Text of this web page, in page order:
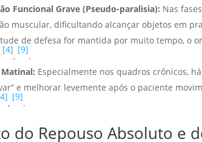
Funcional Grave (Pseudo-paralisia): Nas
muscular, dificultando alcançar objetos em
de defesa for mantida por muito tempo, o
[4]
,
[9]
.
Matinal: Especialmente nos quadros crônicos,
e melhorar levemente após o paciente
,
[9]
.
do Repouso Absoluto e